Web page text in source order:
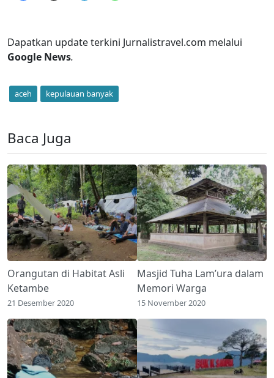
Dapatkan update terkini Jurnalistravel.com melalui
Google News.
aceh kepulauan banyak
Baca Juga
Orangutan di Habitat Asli
Ketambe
21 Desember 2020
Masjid Tuha Lam’ura dalam
Memori Warga
15 November 2020